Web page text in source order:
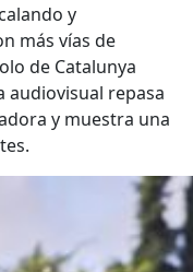
y
más vías de
de Catalunya
audiovisual repasa
y muestra una